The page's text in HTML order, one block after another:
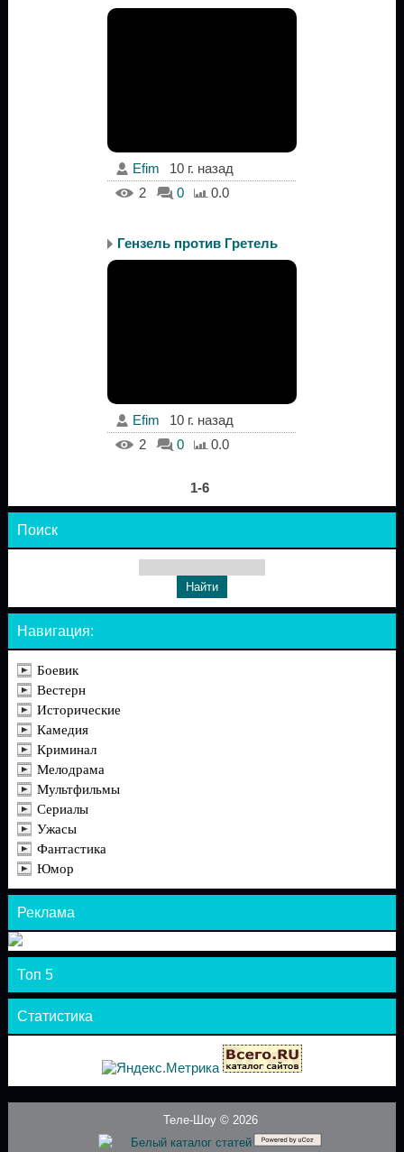
Efim
10 г. назад
2
0 0.0
Гензель против Гретель
Efim
10 г. назад
2
0 0.0
1-6
Поиск
Навигация:
Боевик
Вестерн
Исторические
Камедия
Криминал
Мелодрама
Мультфильмы
Сериалы
Ужасы
Фантастика
Юмор
Реклама
Топ 5
Статистика
Теле-Шоу © 2026